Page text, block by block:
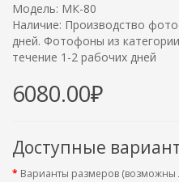
Модель: МК-80
Наличие: Производство
дней. Фотофоны из
течение 1-2 рабочих дней
6080.00₽
Доступные
Варианты размеров (возможны